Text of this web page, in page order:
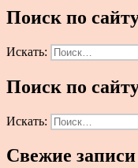
Поиск по
Искать:
Поиск по
Искать:
Свежие записи